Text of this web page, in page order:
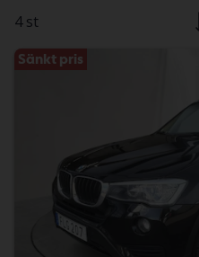
4 st
Sänkt pris